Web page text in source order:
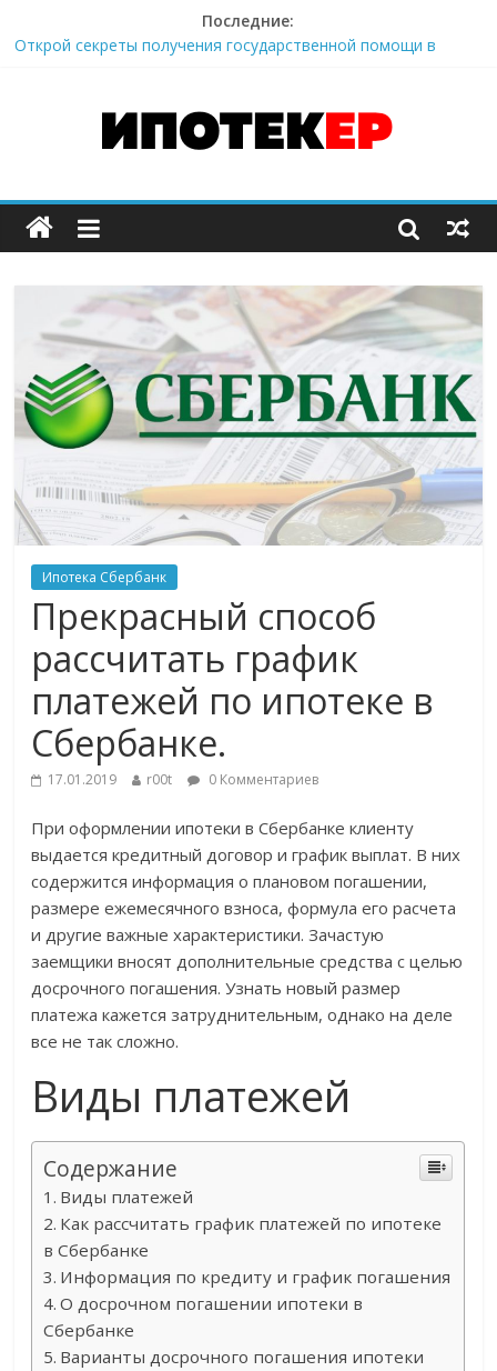
Последние:
Все «за» и «против» ипотеки и её досрочного погашения в
Райффайзенбанке. Отзывы клиентов.
Это нужно знать при получении военной ипотеки в банке
жилье Райффайзенбанка.
Наверное, самый выгодный вариант рефинансирования
ипотеки от Райффайзенбанк.
Ипотека Сбербанк
Прекрасный способ
рассчитать график
платежей по ипотеке в
Сбербанке.
17.01.2019 r00t 0 Комментариев
При оформлении ипотеки в Сбербанке клиенту
выдается кредитный договор и график выплат. В них
содержится информация о плановом погашении,
размере ежемесячного взноса, формула его расчета
и другие важные характеристики. Зачастую
заемщики вносят дополнительные средства с целью
досрочного погашения. Узнать новый размер
платежа кажется затруднительным, однако на деле
все не так сложно.
Виды платежей
Содержание
Виды платежей
Как рассчитать график платежей по ипотеке
в Сбербанке
Информация по кредиту и график погашения
О досрочном погашении ипотеки в
Сбербанке
Варианты досрочного погашения ипотеки